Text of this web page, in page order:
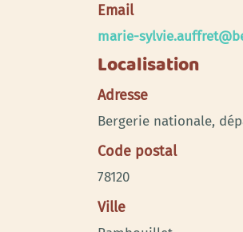
Email
marie-
Localisation
Adresse
Bergerie nationale,
Code postal
78120
Ville